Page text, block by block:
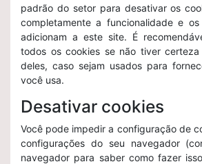
padrão do setor para desativar os
completamente a funcionalidade e
adicionam a este site. É
todos os cookies se não tiver
deles, caso sejam usados ​​para
você usa.
Desativar cookies
Você pode impedir a configuração de
configurações do seu navegador
navegador para saber como fazer